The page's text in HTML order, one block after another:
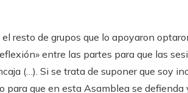
resto de grupos que lo apoyaron
entre las partes para que las
(…). Si se trata de suponer que soy
para que en esta Asamblea se